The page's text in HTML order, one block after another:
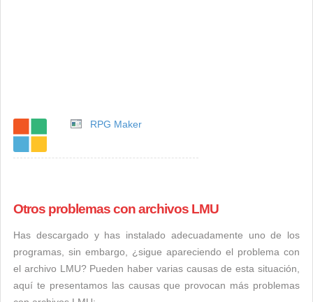
RPG Maker
Otros problemas con archivos LMU
Has descargado y has instalado adecuadamente uno de los
programas, sin embargo, ¿sigue apareciendo el problema con
el archivo LMU? Pueden haber varias causas de esta situación,
aquí te presentamos las causas que provocan más problemas